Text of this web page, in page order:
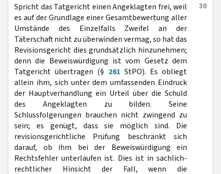
30
Spricht das Tatgericht einen Angeklagten frei, weil
es auf der Grundlage einer Gesamtbewertung aller
Umstände des Einzelfalls Zweifel an der
Täterschaft nicht zu überwinden vermag, so hat das
Revisionsgericht dies grundsätzlich hinzunehmen;
denn die Beweiswürdigung ist vom Gesetz dem
Tatgericht übertragen (§ 261 StPO). Es obliegt
allein ihm, sich unter dem umfassenden Eindruck
der Hauptverhandlung ein Urteil über die Schuld
des Angeklagten zu bilden. Seine
Schlussfolgerungen brauchen nicht zwingend zu
sein; es genügt, dass sie möglich sind. Die
revisionsgerichtliche Prüfung beschränkt sich
darauf, ob ihm bei der Beweiswürdigung ein
Rechtsfehler unterlaufen ist. Dies ist in sachlich-
rechtlicher Hinsicht der Fall, wenn die